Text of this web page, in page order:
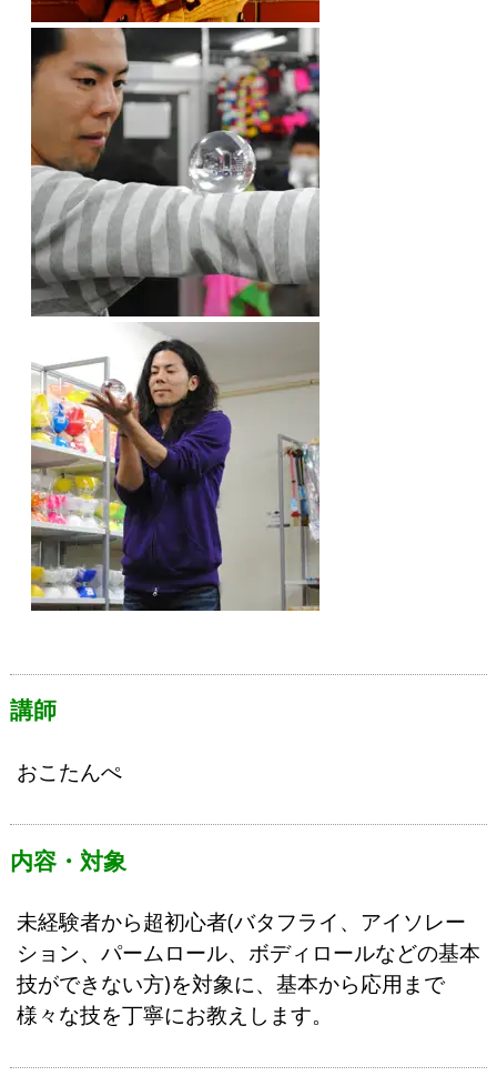
講師
おこたんぺ
内容・対象
未経験者から超初心者(バタフライ、アイソレー
ション、パームロール、ボディロールなどの基本
技ができない方)を対象に、基本から応用まで
様々な技を丁寧にお教えします。